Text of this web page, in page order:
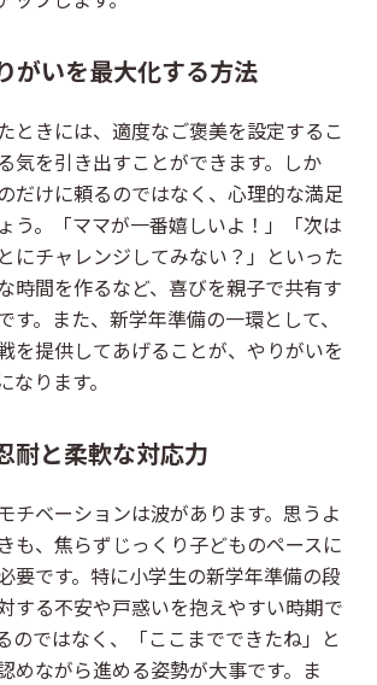
がいを最大化する方法
ときには、適度なご褒美を設定するこ
気を引き出すことができます。しか
だけに頼るのではなく、心理的な満足
う。「ママが一番嬉しいよ！」「次は
にチャレンジしてみない？」といった
時間を作るなど、喜びを親子で共有す
す。また、新学年準備の一環として、
を提供してあげることが、やりがいを
ります。
耐と柔軟な対応力
チベーションは波があります。思うよ
も、焦らずじっくり子どものペースに
要です。特に小学生の新学年準備の段
する不安や戸惑いを抱えやすい時期で
のではなく、「ここまでできたね」と
めながら進める姿勢が大事です。ま